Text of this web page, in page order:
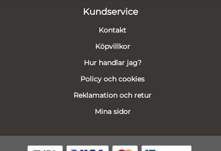
Kundservice
Kontakt
Köpvillkor
Hur handlar jag?
Policy och cookies
Reklamation och retur
Mina sidor